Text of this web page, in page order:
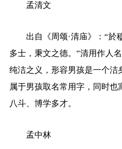
孟清文
出自《周颂·清庙》：“於
多士，秉文之德。”清用作人
纯洁之义，形容男孩是一个洁
属于男孩取名常用字，同时也
八斗、博学多才。
孟中林